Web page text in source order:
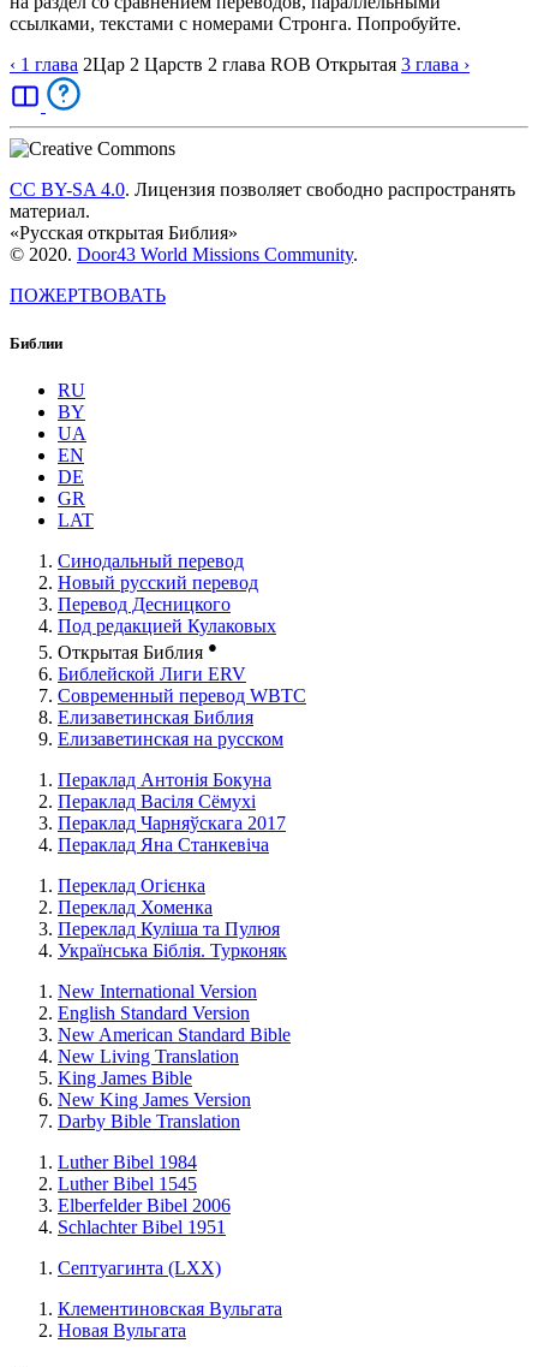
ссылками, текстами с номерами Стронга. Попробуйте.
‹ 1 глава 2Цар 2 Царств 2 глава ROB Открытая 3 глава ›
CC BY-SA 4.0. Лицензия позволяет свободно распространять
материал.
«Русская открытая Библия»
© 2020. Door43 World Missions Community.
ПОЖЕРТВОВАТЬ
Библии
RU
BY
UA
EN
DE
GR
LAT
Синодальный перевод
Новый русский перевод
Перевод Десницкого
Под редакцией Кулаковых
Открытая Библия ●
Библейской Лиги ERV
Cовременный перевод WBTC
Елизаветинская Библия
Елизаветинская на русском
Пераклад Антонія Бокуна
Пераклад Васіля Сёмухі
Пераклад Чарняўскага 2017
Пераклад Яна Станкевіча
Переклад Огієнка
Переклад Хоменка
Переклад Куліша та Пулюя
Українська Біблія. Турконяк
New International Version
English Standard Version
New American Standard Bible
New Living Translation
King James Bible
New King James Version
Darby Bible Translation
Luther Bibel 1984
Luther Bibel 1545
Elberfelder Bibel 2006
Schlachter Bibel 1951
Септуагинта (LXX)
Клементиновская Вульгата
Новая Вульгата